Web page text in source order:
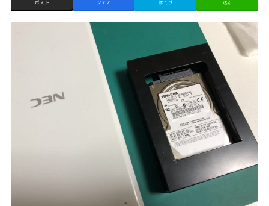
ポスト シェア はてブ 送る